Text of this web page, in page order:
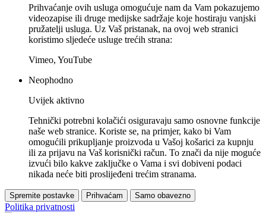
Prihvaćanje ovih usluga omogućuje nam da Vam pokazujemo
videozapise ili druge medijske sadržaje koje hostiraju vanjski
pružatelji usluga. Uz Vaš pristanak, na ovoj web stranici
koristimo sljedeće usluge trećih strana:
Vimeo, YouTube
Neophodno
Uvijek aktivno
Tehnički potrebni kolačići osiguravaju samo osnovne funkcije
naše web stranice. Koriste se, na primjer, kako bi Vam
omogućili prikupljanje proizvoda u Vašoj košarici za kupnju
ili za prijavu na Vaš korisnički račun. To znači da nije moguće
izvući bilo kakve zaključke o Vama i svi dobiveni podaci
nikada neće biti proslijeđeni trećim stranama.
Spremite postavke Prihvaćam Samo obavezno
Politika privatnosti